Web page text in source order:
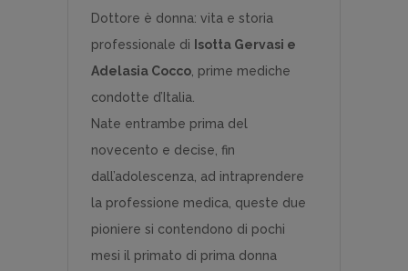
Dottore è donna: vita e storia
professionale di
Isotta Gervasi e
Adelasia Cocco , prime mediche
condotte d’Italia.
Nate entrambe prima del
novecento e decise, fin
dall’adolescenza, ad intraprendere
la professione medica, queste due
pioniere si contendono di pochi
mesi il primato di prima donna